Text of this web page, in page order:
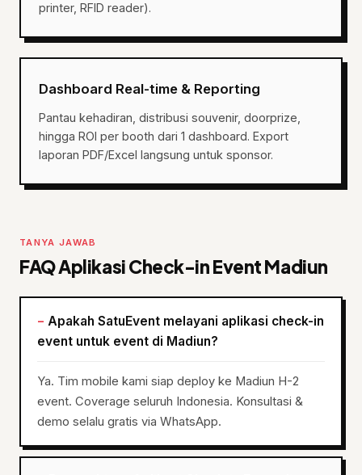
printer, RFID reader).
Dashboard Real-time & Reporting
Pantau kehadiran, distribusi souvenir, doorprize,
hingga ROI per booth dari 1 dashboard. Export
laporan PDF/Excel langsung untuk sponsor.
TANYA JAWAB
FAQ Aplikasi Check-in Event Madiun
Apakah SatuEvent melayani aplikasi check-in
event untuk event di Madiun?
Ya. Tim mobile kami siap deploy ke Madiun H-2
event. Coverage seluruh Indonesia. Konsultasi &
demo selalu gratis via WhatsApp.